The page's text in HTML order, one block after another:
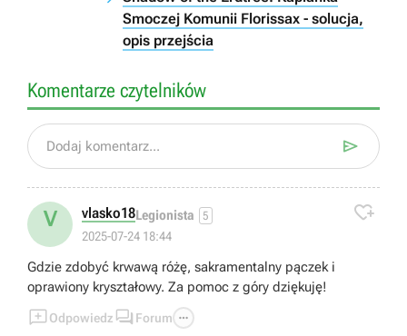
Smoczej Komunii Florissax - solucja,
opis przejścia
Komentarze czytelników
Dodaj komentarz... 
V vlasko18Legionista 5
2025-07-24 18:44

Gdzie zdobyć krwawą różę, sakramentalny pączek i
oprawiony kryształowy. Za pomoc z góry dziękuję!
Odpowiedz  Forum 